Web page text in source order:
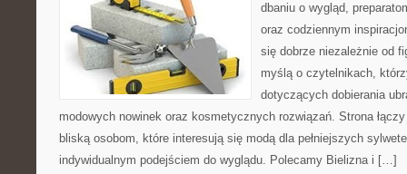
dbaniu o wygląd,
oraz codziennym
się dobrze niezależnie od
myślą o czytelnikach,
dotyczących dobierania
modowych nowinek oraz kosmetycznych rozwiązań. Strona
bliską osobom, które interesują się modą dla pełniejszych
indywidualnym podejściem do wyglądu. Polecamy Bielizna i […]